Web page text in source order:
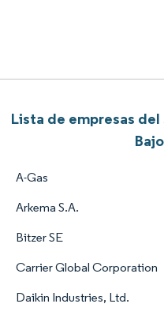
Lista de empresas
A-Gas
Arkema S.A.
Bitzer SE
Carrier Global Corporation
Daikin Industries, Ltd.